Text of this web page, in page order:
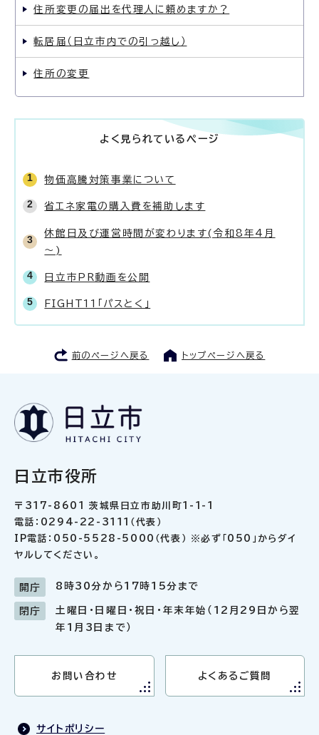
住所変更の届出を代理人に頼めますか？
転居届（日立市内での引っ越し）
住所の変更
よく見られているページ
物価高騰対策事業について
省エネ家電の購入費を補助します
休館日及び運営時間が変わります(令和8年4月
～)
日立市PR動画を公開
FIGHT11「パスとく」
前のページへ戻る トップページへ戻る
日立市役所
〒317-8601 茨城県日立市助川町1-1-1
電話：0294-22-3111（代表）
IP電話：050-5528-5000（代表） ※必ず「050」からダイ
ヤルしてください。
開庁 8時30分から17時15分まで
閉庁
土曜日・日曜日・祝日・年末年始（12月29日から翌
年1月3日まで）
お問い合わせ よくあるご質問
サイトポリシー